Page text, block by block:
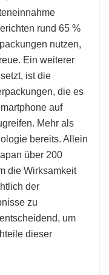
rund 65 %
nutzen,
Ein weiterer
ist die
die es
auf
Mehr als
bereits. Allein
über 200
die Wirksamkeit
der
zu
um
dieser